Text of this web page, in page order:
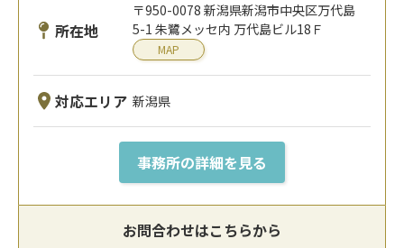
所在地
〒950-0078 新潟県新潟市中央区万代島
5-1 朱鷺メッセ内 万代島ビル18Ｆ
MAP
対応エリア 新潟県
事務所の詳細を見る
お問合わせはこちらから